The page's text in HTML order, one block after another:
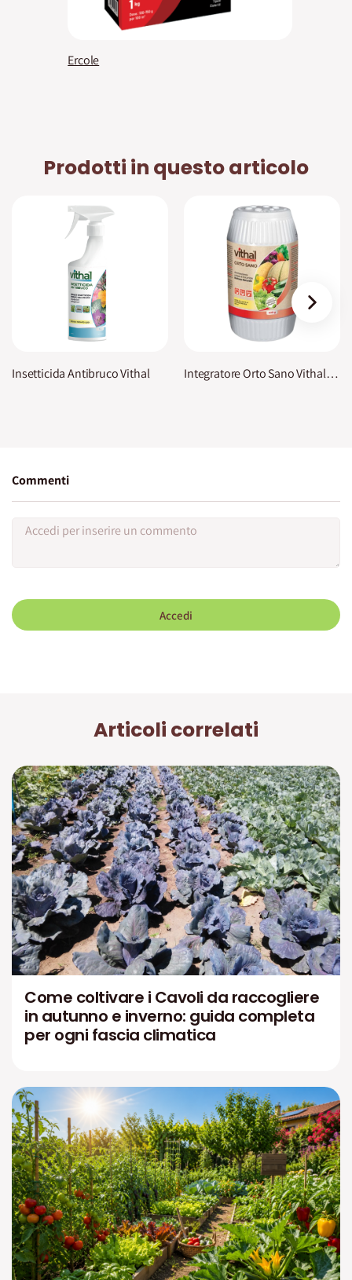
Ercole
Prodotti in questo articolo
Insetticida Antibruco Vithal Integratore Orto Sano Vithal Bio
›
Commenti
Accedi
Articoli correlati
Come coltivare i Cavoli da raccogliere
in autunno e inverno: guida completa
per ogni fascia climatica